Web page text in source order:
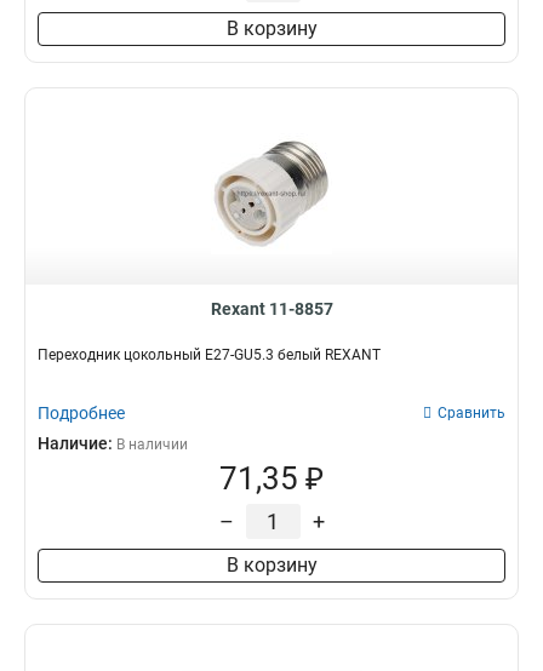
В корзину
Rexant 11-8857
Переходник цокольный E27-GU5.3 белый REXANT
Подробнее Сравнить
Наличие: В наличии
71,35 ₽
– +
В корзину